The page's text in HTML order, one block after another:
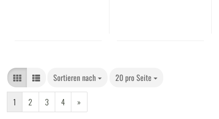
Sortieren nach 20 pro Seite
1 2 3 4 »